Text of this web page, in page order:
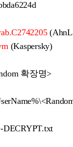
(Kaspersky)
확장명>